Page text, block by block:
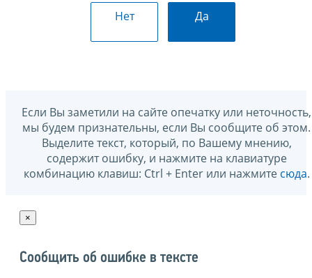
Нет Да
Если Вы заметили на сайте опечатку или неточность,
мы будем признательны, если Вы сообщите об этом.
Выделите текст, который, по Вашему мнению,
содержит ошибку, и нажмите на клавиатуре
комбинацию клавиш: Ctrl + Enter или нажмите сюда.
×
Сообщить об ошибке в тексте